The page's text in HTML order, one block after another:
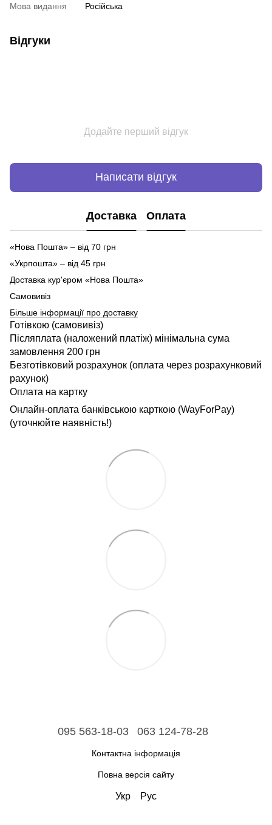
Мова видання Російська
Відгуки
Додайте перший відгук
Написати відгук
Доставка Оплата
«Нова Пошта» – від 70 грн
«Укрпошта» – від 45 грн
Доставка кур'єром «Нова Пошта»
Самовивіз
Більше інформації про доставку
Готівкою (самовивіз)
Післяплата (наложений платіж) мінімальна сума
замовлення 200 грн
Безготівковий розрахунок (оплата через розрахунковий
рахунок)
Оплата на картку
Онлайн-оплата банківською карткою (WayForPay)
(уточнюйте наявність!)
095 563-18-03 063 124-78-28
Контактна інформація
Повна версія сайту
Укр Рус